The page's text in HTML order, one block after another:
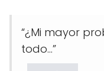
“¿Mi mayor
todo…”